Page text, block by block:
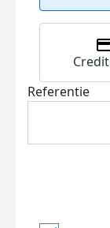
Referentie